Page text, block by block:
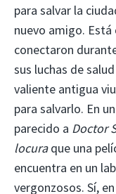
para salvar la
nuevo amigo. Está
conectaron
sus luchas de
valiente antigua
para salvarlo. En
parecido a Doctor
locuraque una
encuentra en un
vergonzosos. Sí,